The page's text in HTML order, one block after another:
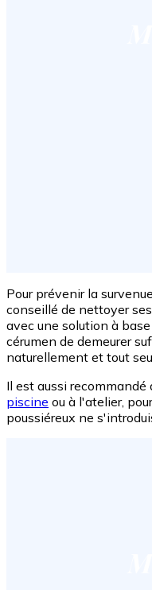
Pour prévenir la
conseillé de nettoyer
avec une solution à
cérumen de demeurer
naturellement et tout
Il est aussi recommandé
piscine ou à l'atelier,
poussiéreux ne